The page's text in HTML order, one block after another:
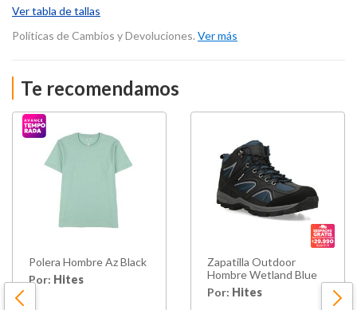
Ver tabla de tallas
Políticas de Cambios y Devoluciones. Ver más
Te recomendamos
Polera Hombre Az Black
Por: Hites
Zapatilla Outdoor
Hombre Wetland Blue
Por: Hites